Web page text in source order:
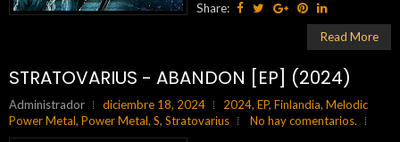
Share:
Read More
STRATOVARIUS - ABANDON [EP] (2024)
Administrador diciembre 18, 2024 2024, EP, Finlandia, Melodic
Power Metal, Power Metal, S, Stratovarius
No hay comentarios.